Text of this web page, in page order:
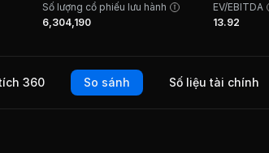
có
Số lượng cổ phiếu lưu hành
6,304,190
EV/EBITDA
13.92
360 So sánh Số liệu tài chính